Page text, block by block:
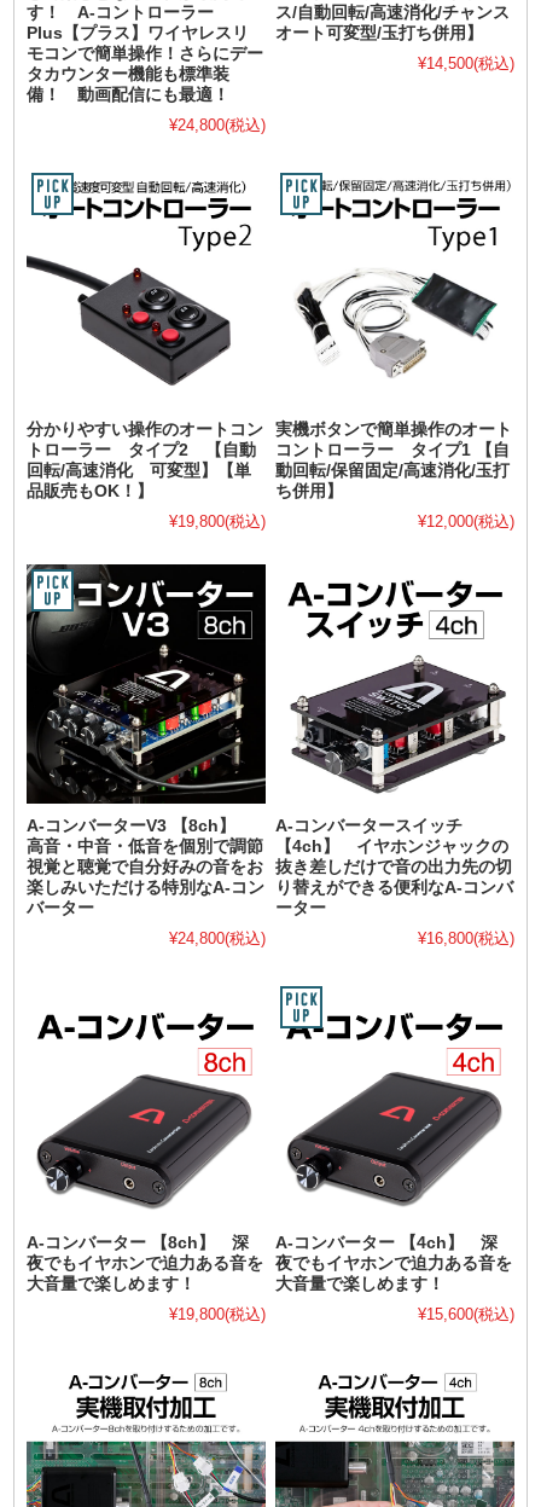
す！ A-コントローラー
Plus【プラス】ワイヤレスリ
モコンで簡単操作！さらにデー
タカウンター機能も標準装
備！ 動画配信にも最適！
¥24,800(税込)
ス/自動回転/高速消化/チャンス
オート可変型/玉打ち併用】
¥14,500(税込)
分かりやすい操作のオートコン
トローラー タイプ2 【自動
回転/高速消化 可変型】【単
品販売もOK！】
¥19,800(税込)
実機ボタンで簡単操作のオート
コントローラー タイプ1 【自
動回転/保留固定/高速消化/玉打
ち併用】
¥12,000(税込)
A-コンバーターV3 【8ch】
高音・中音・低音を個別で調節
視覚と聴覚で自分好みの音をお
楽しみいただける特別なA-コン
バーター
¥24,800(税込)
A-コンバータースイッチ
【4ch】 イヤホンジャックの
抜き差しだけで音の出力先の切
り替えができる便利なA-コンバ
ーター
¥16,800(税込)
A-コンバーター 【8ch】 深
夜でもイヤホンで迫力ある音を
大音量で楽しめます！
¥19,800(税込)
A-コンバーター 【4ch】 深
夜でもイヤホンで迫力ある音を
大音量で楽しめます！
¥15,600(税込)